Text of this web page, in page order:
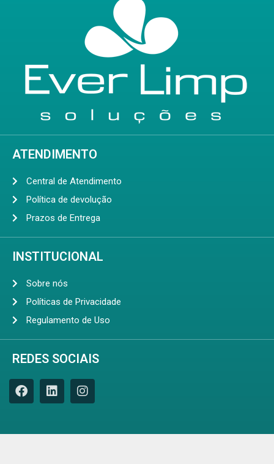
ATENDIMENTO
Central de Atendimento
Política de devolução
Prazos de Entrega
INSTITUCIONAL
Sobre nós
Políticas de Privacidade
Regulamento de Uso
REDES SOCIAIS